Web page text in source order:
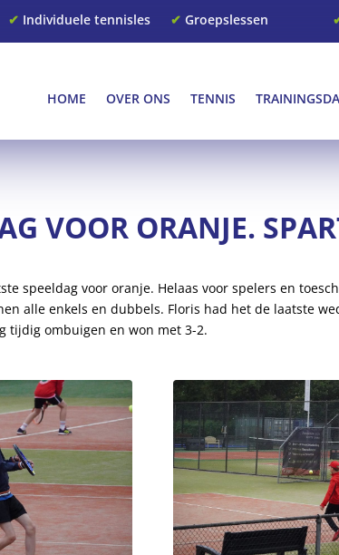
✔ Individuele tennisles ✔ Groepslessen
HOME OVER ONS TENNIS
VOOR ORANJE.
speeldag voor oranje. Helaas voor spelers en
alle enkels en dubbels. Floris had het de laatste
tijdig ombuigen en won met 3-2.